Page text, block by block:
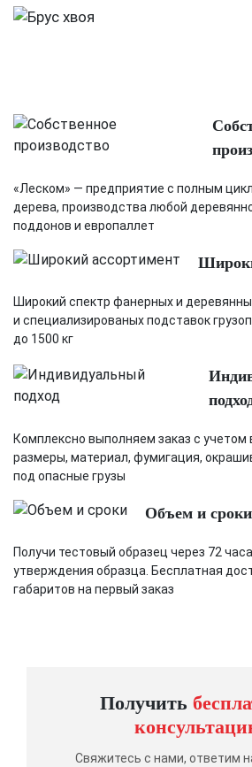
«Леском» — предприятие с полным
дерева, производства любой
поддонов и европаллет
Широкий спектр фанерных и
и специализированых подставок
до 1500 кг
Комплексно выполняем заказ с учетом
размеры, материал, фумигация,
под опасные грузы
Объем и сроки
Получи тестовый образец через 72
утверждения образца. Бесплатная
габаритов на первый заказ
Получить
Свяжитесь с нами, ответим